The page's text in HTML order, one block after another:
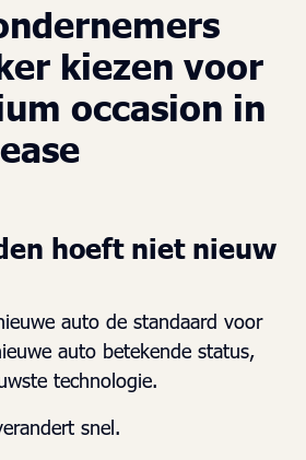
kiezen voor
occasion in
hoeft niet nieuw
auto de standaard voor
auto betekende status,
technologie.
snel.